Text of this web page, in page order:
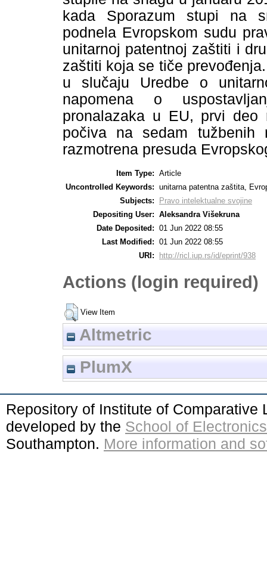
kada Sporazum stupi na
podnela Evropskom sudu
unitarnoj patentnoj zaštiti i
zaštiti koja se tiče
u slučaju Uredbe o
napomena o
pronalazaka u EU, prvi
počiva na sedam tužbenih
razmotrena presuda
Item Type: Article
Uncontrolled Keywords: unitarna patentna zaštita,
Subjects:
Pravo intelektualne svojine
Depositing User: Aleksandra Višekruna
Date Deposited: 01 Jun 2022 08:55
Last Modified: 01 Jun 2022 08:55
URI:
http://ricl.iup.rs/id/eprint/938
Actions (login required)
View Item
Altmetric
PlumX
Repository of Institute of
developed by the School of
Southampton. More information and